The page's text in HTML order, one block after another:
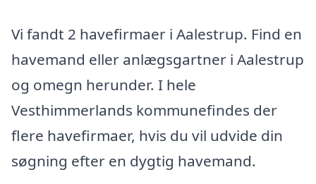
Vi fandt 2 havefirmaer i Aalestrup. Find en
havemand eller anlægsgartner i Aalestrup
og omegn herunder. I hele
Vesthimmerlands kommunefindes der
flere havefirmaer, hvis du vil udvide din
søgning efter en dygtig havemand.